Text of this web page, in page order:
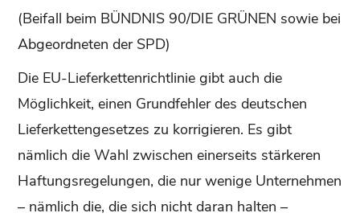
(Beifall beim BÜNDNIS 90/DIE GRÜNEN sowie bei
Abgeordneten der SPD)
Die EU-Lieferkettenrichtlinie gibt auch die
Möglichkeit, einen Grundfehler des deutschen
Lieferkettengesetzes zu korrigieren. Es gibt
nämlich die Wahl zwischen einerseits stärkeren
Haftungsregelungen, die nur wenige Unternehmen
– nämlich die, die sich nicht daran halten –